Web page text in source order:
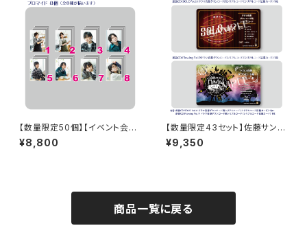
【数量限定50個】【イベント会場
特典付き】SECOND LINE Pre
sents みんなに会いに行くよ!
¥8,800
【数量限定43セット】佐藤サン、
もう1杯 Presents 佐藤サン、も
う1杯 公開録音イベント 2025.
¥9,350
商品一覧に戻る